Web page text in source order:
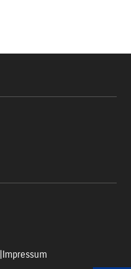
|Impressum